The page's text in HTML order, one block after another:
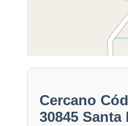
Cercano
30845 Santa